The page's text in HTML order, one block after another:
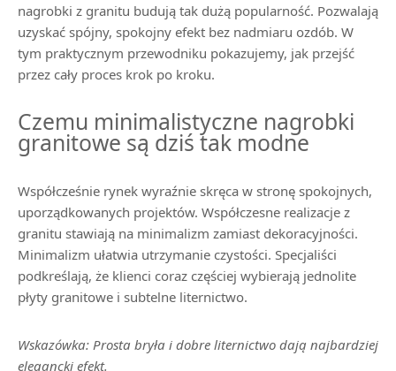
nagrobki z granitu budują tak dużą popularność. Pozwalają
uzyskać spójny, spokojny efekt bez nadmiaru ozdób. W
tym praktycznym przewodniku pokazujemy, jak przejść
przez cały proces krok po kroku.
Czemu minimalistyczne nagrobki
granitowe są dziś tak modne
Współcześnie rynek wyraźnie skręca w stronę spokojnych,
uporządkowanych projektów. Współczesne realizacje z
granitu stawiają na minimalizm zamiast dekoracyjności.
Minimalizm ułatwia utrzymanie czystości. Specjaliści
podkreślają, że klienci coraz częściej wybierają jednolite
płyty granitowe i subtelne liternictwo.
Wskazówka: Prosta bryła i dobre liternictwo dają najbardziej
elegancki efekt.